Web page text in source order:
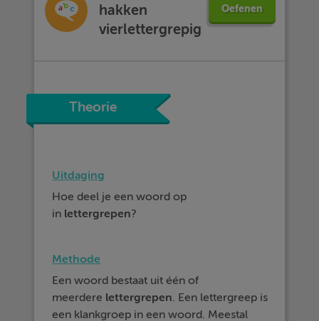
hakken
vierlettergrepig
Oefenen
Theorie
Uitdaging
Hoe deel je een woord op
in lettergrepen?
Methode
Een woord bestaat uit één of
meerdere lettergrepen. Een lettergreep is
een klankgroep in een woord. Meestal